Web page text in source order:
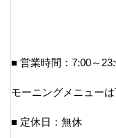
■ 営業時間：7:00～
モーニングメニュー
■ 定休日：無休